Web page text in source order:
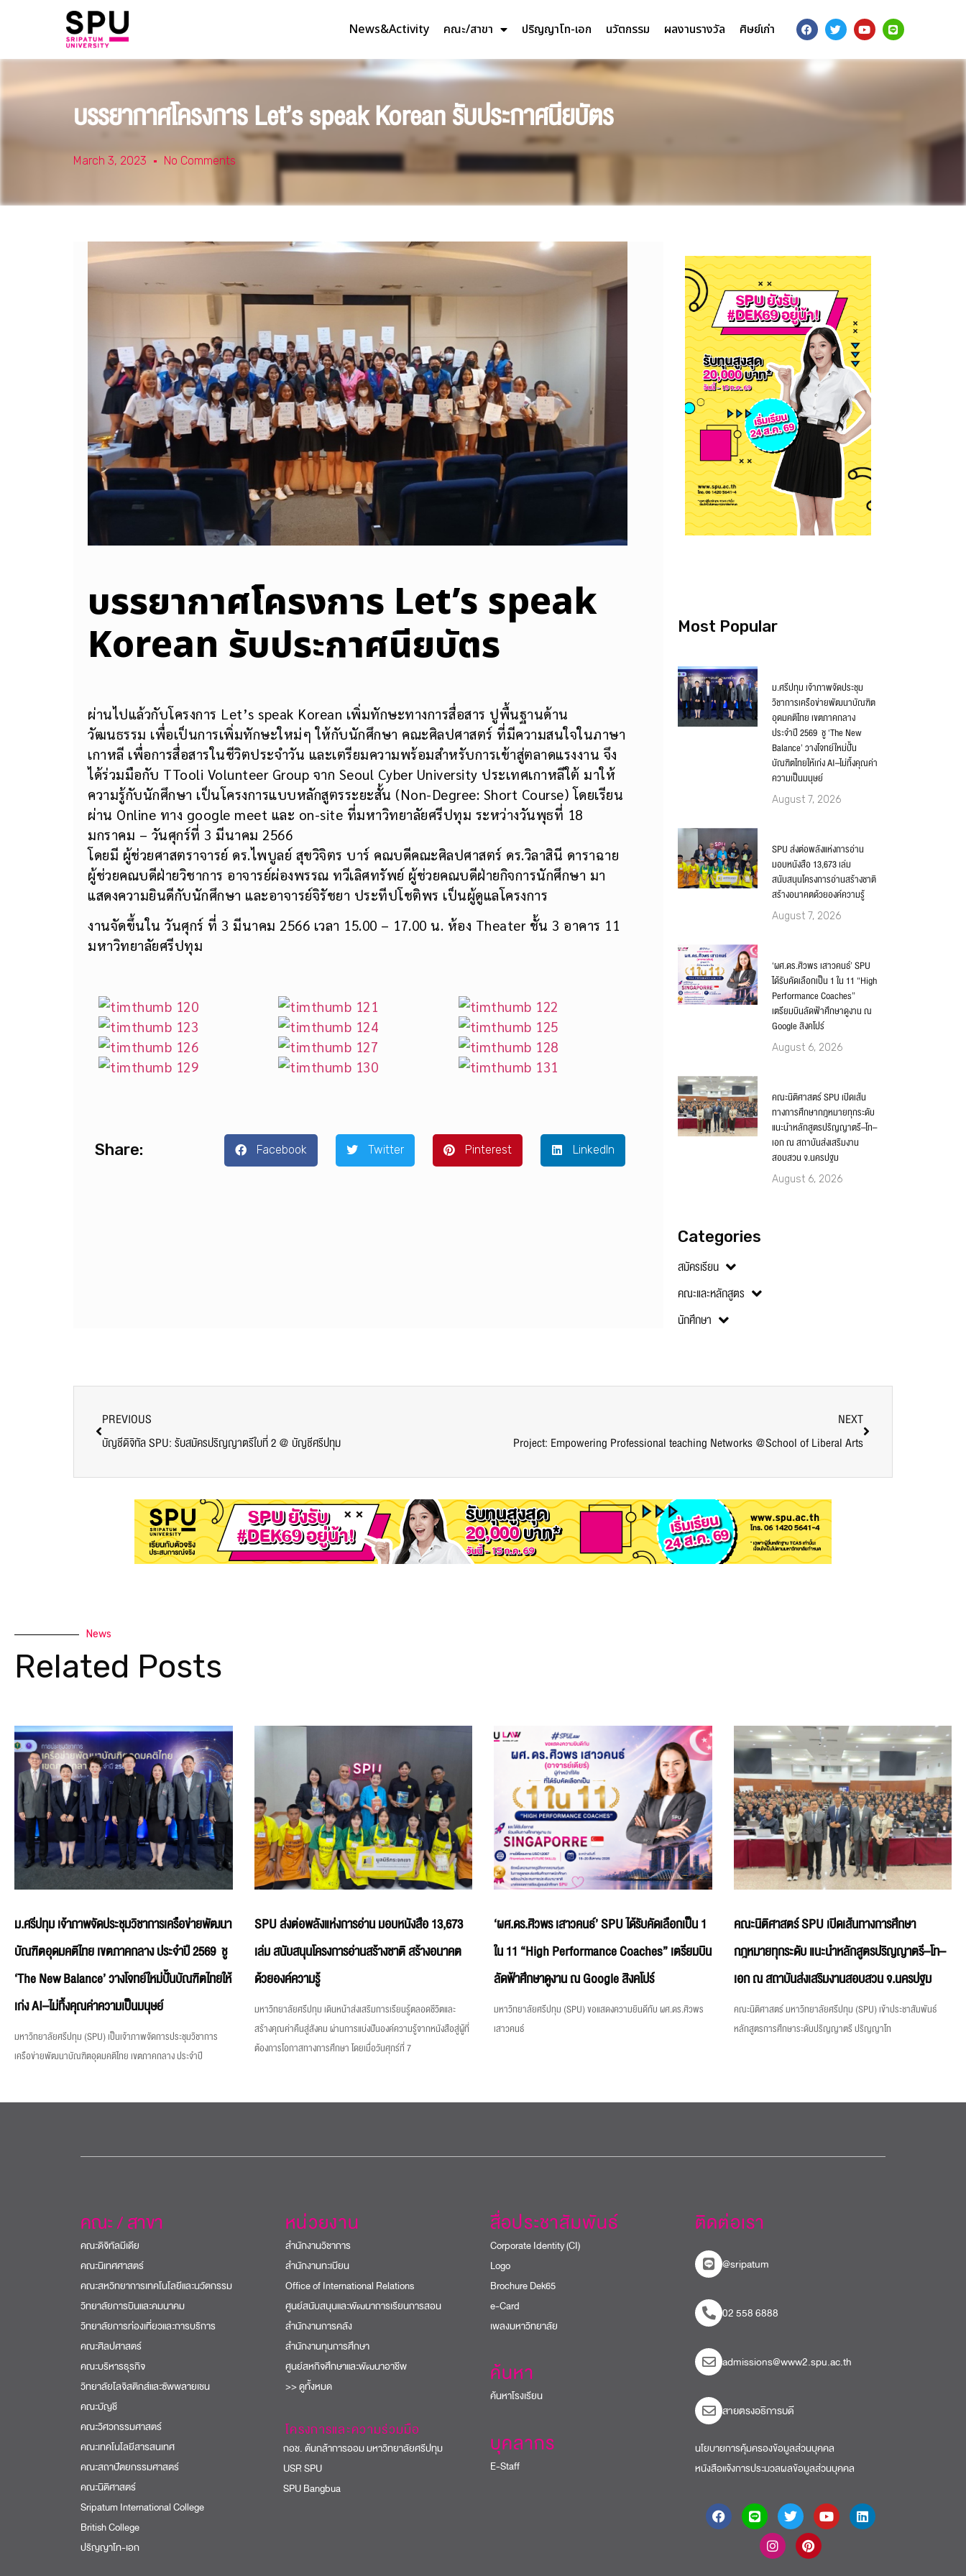
News&Activity คณะ/สาขา ปริญญาโท-เอก นวัตกรรม ผลงานรางวัล ศิษย์เก่า
บรรยากาศโครงการ Let’s speak Korean รับประกาศนียบัตร
March 3, 2023 No Comments
บรรยากาศโครงการ Let’s speak
Korean รับประกาศนียบัตร
ผ่านไปแล้วกับโครงการ Let’s speak Korean เพิ่มทักษะทางการสื่อสาร ปูพื้นฐานด้าน
วัฒนธรรม เพื่อเป็นการเพิ่มทักษะใหม่ๆ ให้กับนักศึกษา คณะศิลปศาสตร์ ที่มีความสนใจในภาษา
เกาหลี เพื่อการสื่อสารในชีวิตประจำวัน และเตรียมความพร้อมสำหรับการเข้าสู่ตลาดแรงงาน จึง
ได้ร่วมมือกับ TTooli Volunteer Group จาก Seoul Cyber University ประเทศเกาหลีใต้ มาให้
ความรู้กับนักศึกษา เป็นโครงการแบบหลักสูตรระยะสั้น (Non-Degree: Short Course) โดยเรียน
ผ่าน Online ทาง google meet และ on-site ที่มหาวิทยาลัยศรีปทุม ระหว่างวันพุธที่ 18
มกราคม – วันศุกร์ที่ 3 มีนาคม 2566
โดยมี ผู้ช่วยศาสตราจารย์ ดร.ไพบูลย์ สุขวิจิตร บาร์ คณบดีคณะศิลปศาสตร์ ดร.วิลาสินี ดาราฉาย
ผู้ช่วยคณบดีฝ่ายวิชาการ อาจารย์ผ่องพรรณ ทวีเลิศทรัพย์ ผู้ช่วยคณบดีฝ่ายกิจการนักศึกษา มา
แสดงความยินดีกับนักศึกษา และอาจารย์จิรัชยา ประทีปโชติพร เป็นผู้ดูแลโครงการ
งานจัดขึ้นใน วันศุกร์ ที่ 3 มีนาคม 2566 เวลา 15.00 – 17.00 น. ห้อง Theater ชั้น 3 อาคาร 11
มหาวิทยาลัยศรีปทุม
Share: Facebook Twitter Pinterest LinkedIn
Most Popular
ม.ศรีปทุม เจ้าภาพจัดประชุม
วิชาการเครือข่ายพัฒนาบัณฑิต
อุดมคติไทย เขตภาคกลาง
ประจำปี 2569 ชู ‘The New
Balance’ วางโจทย์ใหม่ปั้น
บัณฑิตไทยให้เก่ง AI–ไม่ทิ้งคุณค่า
ความเป็นมนุษย์
August 7, 2026
SPU ส่งต่อพลังแห่งการอ่าน
มอบหนังสือ 13,673 เล่ม
สนับสนุนโครงการอ่านสร้างชาติ
สร้างอนาคตด้วยองค์ความรู้
August 7, 2026
‘ผศ.ดร.ศิวพร เสาวคนธ์’ SPU
ได้รับคัดเลือกเป็น 1 ใน 11 “High
Performance Coaches”
เตรียมบินลัดฟ้าศึกษาดูงาน ณ
Google สิงคโปร์
August 6, 2026
คณะนิติศาสตร์ SPU เปิดเส้น
ทางการศึกษากฎหมายทุกระดับ
แนะนำหลักสูตรปริญญาตรี–โท–
เอก ณ สถาบันส่งเสริมงาน
สอบสวน จ.นครปฐม
August 6, 2026
Categories
สมัครเรียน
คณะและหลักสูตร
นักศึกษา
PREVIOUS
​บัญชีดิจิทัล SPU: รับสมัครปริญญาตรีใบที่ 2 @ บัญชีศรีปทุม
NEXT
Project: Empowering Professional teaching Networks @School of Liberal Arts
News
Related Posts
ม.ศรีปทุม เจ้าภาพจัดประชุมวิชาการเครือข่ายพัฒนา
บัณฑิตอุดมคติไทย เขตภาคกลาง ประจำปี 2569 ชู
‘The New Balance’ วางโจทย์ใหม่ปั้นบัณฑิตไทยให้
เก่ง AI–ไม่ทิ้งคุณค่าความเป็นมนุษย์
มหาวิทยาลัยศรีปทุม (SPU) เป็นเจ้าภาพจัดการประชุมวิชาการ
เครือข่ายพัฒนาบัณฑิตอุดมคติไทย เขตภาคกลาง ประจำปี
SPU ส่งต่อพลังแห่งการอ่าน มอบหนังสือ 13,673
เล่ม สนับสนุนโครงการอ่านสร้างชาติ สร้างอนาคต
ด้วยองค์ความรู้
มหาวิทยาลัยศรีปทุม เดินหน้าส่งเสริมการเรียนรู้ตลอดชีวิตและ
สร้างคุณค่าคืนสู่สังคม ผ่านการแบ่งปันองค์ความรู้จากหนังสือสู่ผู้ที่
ต้องการโอกาสทางการศึกษา โดยเมื่อวันศุกร์ที่ 7
‘ผศ.ดร.ศิวพร เสาวคนธ์’ SPU ได้รับคัดเลือกเป็น 1
ใน 11 “High Performance Coaches” เตรียมบิน
ลัดฟ้าศึกษาดูงาน ณ Google สิงคโปร์
มหาวิทยาลัยศรีปทุม (SPU) ขอแสดงความยินดีกับ ผศ.ดร.ศิวพร
เสาวคนธ์
คณะนิติศาสตร์ SPU เปิดเส้นทางการศึกษา
กฎหมายทุกระดับ แนะนำหลักสูตรปริญญาตรี–โท–
เอก ณ สถาบันส่งเสริมงานสอบสวน จ.นครปฐม
คณะนิติศาสตร์ มหาวิทยาลัยศรีปทุม (SPU) เข้าประชาสัมพันธ์
หลักสูตรการศึกษาระดับปริญญาตรี ปริญญาโท
คณะ / สาขา
คณะดิจิทัลมีเดีย
คณะนิเทศศาสตร์
คณะสหวิทยาการเทคโนโลยีและนวัตกรรม
วิทยาลัยการบินและคมนาคม
วิทยาลัยการท่องเที่ยวและการบริการ
คณะศิลปศาสตร์
คณะบริหารธุรกิจ
วิทยาลัยโลจิสติกส์และซัพพลายเชน
คณะบัญชี
คณะวิศวกรรมศาสตร์
คณะเทคโนโลยีสารสนเทศ
คณะสถาปัตยกรรมศาสตร์
คณะนิติศาสตร์
Sripatum International College
British College
ปริญญาโท-เอก
หน่วยงาน
สำนักงานวิชาการ
สำนักงานทะเบียน
Office of International Relations
ศูนย์สนับสนุนและพัฒนาการเรียนการสอน
สำนักงานการคลัง
สำนักงานทุนการศึกษา
ศูนย์สหกิจศึกษาและพัฒนาอาชีพ
>> ดูทั้งหมด
โครงการและความร่วมมือ
กอช. ต้นกล้าการออม มหาวิทยาลัยศรีปทุม
USR SPU
SPU Bangbua
สื่อประชาสัมพันธ์
Corporate Identity (CI)
Logo
Brochure Dek65
e-Card
เพลงมหาวิทยาลัย
ค้นหา
ค้นหาโรงเรียน
บุคลากร
E-Staff
ติดต่อเรา
@sripatum
02 558 6888
admissions@www2.spu.ac.th
สายตรงอธิการบดี​
นโยบายการคุ้มครองข้อมูลส่วนบุคคล
หนังสือแจ้งการประมวลผลข้อมูลส่วนบุคคล